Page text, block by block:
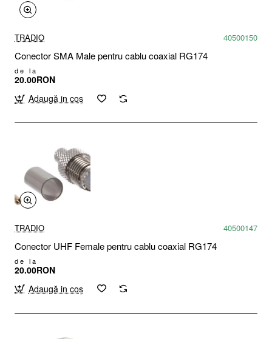
TRADIO 40500150
Conector SMA Male pentru cablu coaxial RG174
de la
20.00RON
Adaugă in coş
TRADIO 40500147
Conector UHF Female pentru cablu coaxial RG174
de la
20.00RON
Adaugă in coş